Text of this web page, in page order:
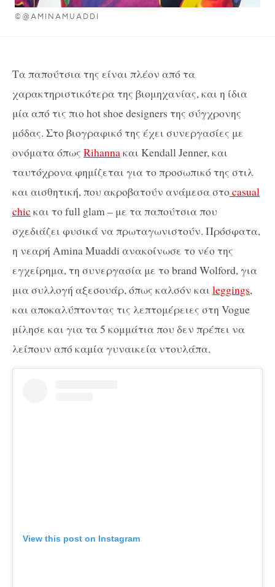
©@AMINAMUADDI
Τα παπούτσια της είναι πλέον από τα
χαρακτηριστικότερα της βιομηχανίας, και η ίδια
μία από τις πιο hot shoe designers της σύγχρονης
μόδας. Στο βιογραφικό της έχει συνεργασίες με
ονόματα όπως Rihannaκαι Kendall Jenner, και
ταυτόχρονα φημίζεται για το προσωπικό της στιλ
και αισθητική, που ακροβατούν ανάμεσα στοcasual
chic και το full glam – με τα παπούτσια που
σχεδιάζει φυσικά να πρωταγωνιστούν. Πρόσφατα,
η νεαρή Amina Muaddi ανακοίνωσε το νέο της
εγχείρημα, τη συνεργασία με το brand Wolford, για
μια συλλογή αξεσουάρ, όπως καλσόν και leggings,
και αποκαλύπτοντας τις λεπτομέρειες στη Vogue
μίλησε και για τα 5 κομμάτια που δεν πρέπει να
λείπουν από καμία γυναικεία ντουλάπα.
View this post on Instagram